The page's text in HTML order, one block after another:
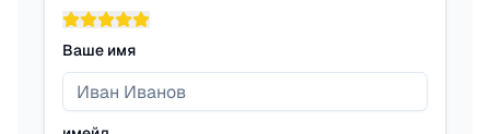
Ваше имя